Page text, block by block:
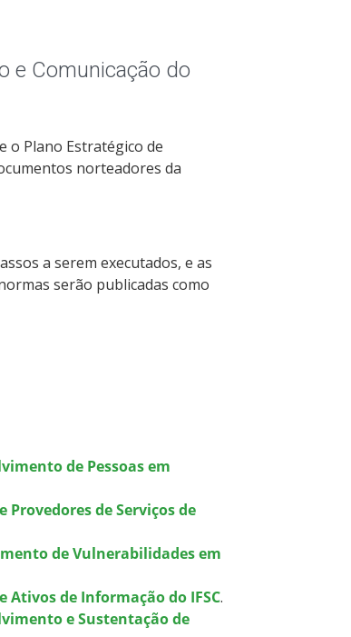
e Comunicação do
o Plano Estratégico de
norteadores da
a serem executados, e as
serão publicadas como
de Pessoas em
Provedores de Serviços de
de Vulnerabilidades em
Ativos de Informação do IFSC.
e Sustentação de